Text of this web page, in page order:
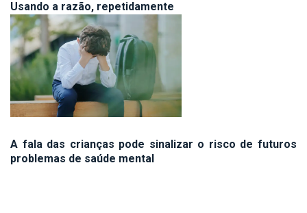
Usando a razão, repetidamente
A fala das crianças pode sinalizar o risco de futuros
problemas de saúde mental